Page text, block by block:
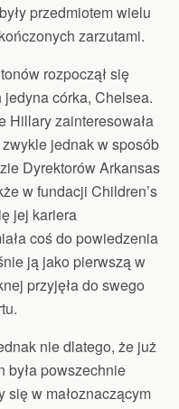
przedmiotem wielu
zarzutami.
rozpoczął się
jedyna córka, Chelsea.
Hillary zainteresowała
jednak w sposób
Dyrektorów Arkansas
w fundacji Children’s
jej kariera
coś do powiedzenia
ją jako pierwszą w
przyjęła do swego
nie dlatego, że już
była powszechnie
się w małoznaczącym